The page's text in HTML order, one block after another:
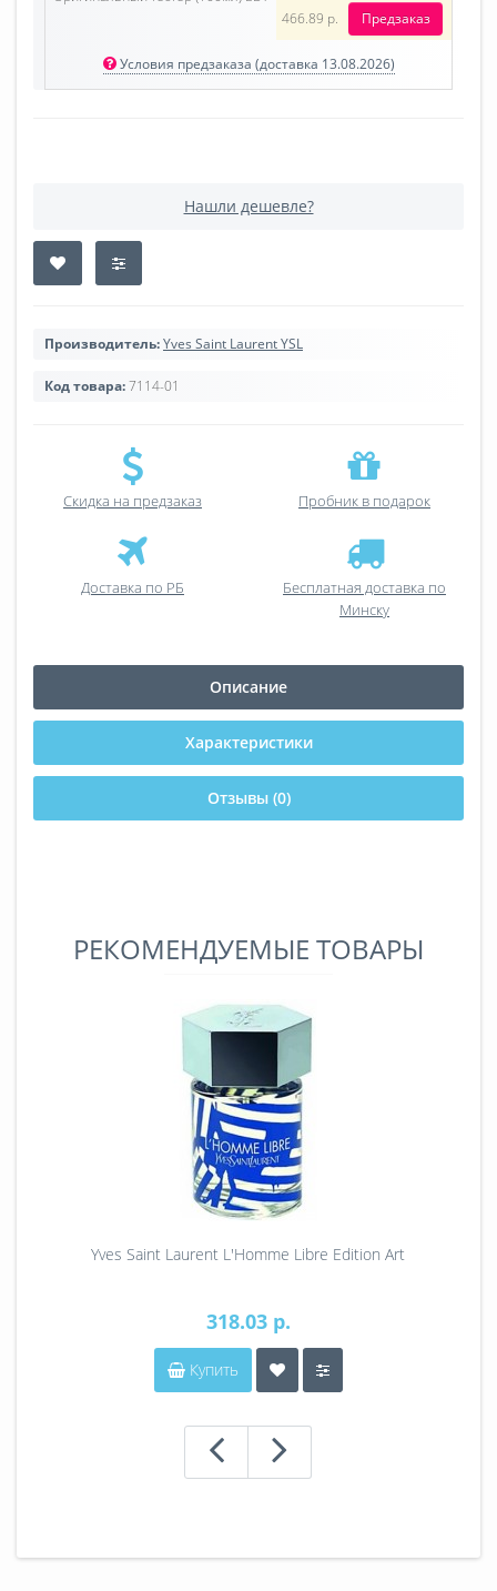
466.89 р. Предзаказ
Условия предзаказа (доставка 13.08.2026)
Нашли дешевле?
Производитель:Yves Saint Laurent YSL
Код товара:7114-01
Скидка на предзаказ Пробник в подарок
Доставка по РБ
Бесплатная доставка по
Минску
Описание
Характеристики
Отзывы (0)
РЕКОМЕНДУЕМЫЕ ТОВАРЫ
Yves Saint Laurent L'Homme Libre Edition Art
318.03 р.
Купить